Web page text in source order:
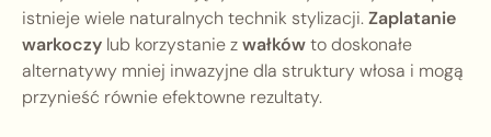
istnieje wiele naturalnych technik stylizacji.Zaplatanie
warkoczy lub korzystanie zwałkówto doskonałe
alternatywy mniej inwazyjne dla struktury włosa i mogą
przynieść równie efektowne rezultaty.